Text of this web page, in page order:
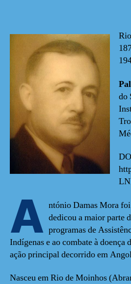
do
A ntónio Damas Mora
dedicou a maior parte
programas de
Indígenas e ao combate à doença
ação principal decorrido em
Nasceu em Rio de Moinhos